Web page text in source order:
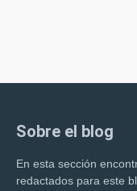
Sobre el blog
En esta sección
redactados para este